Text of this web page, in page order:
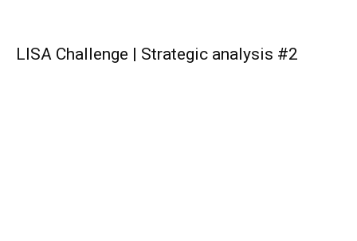
LISA Challenge | Strategic analysis #2